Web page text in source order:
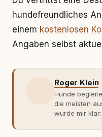
hundefreundliches
einem kostenlosen
Angaben selbst
Roger Klein
Hunde
die meisten
wurde mir
Fachwissen.